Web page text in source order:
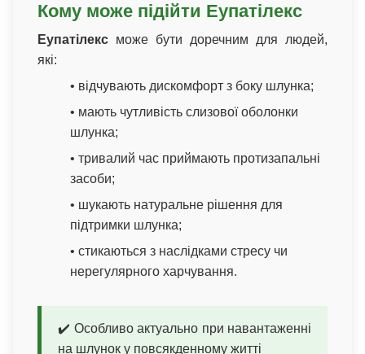
Кому може підійти Еупатілекс
Еупатілекс може бути доречним для людей,
які:
• відчувають дискомфорт з боку шлунка;
• мають чутливість слизової оболонки
шлунка;
• тривалий час приймають протизапальні
засоби;
• шукають натуральне рішення для
підтримки шлунка;
• стикаються з наслідками стресу чи
нерегулярного харчування.
✔️ Особливо актуально при навантаженні
на шлунок у повсякденному житті